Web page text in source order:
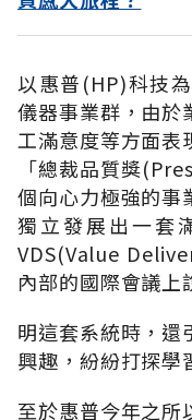
以惠普(HP)科技
儀器事業群，由於
工滿意度等方面表
「總裁品質獎
個向心力極強的事
獨立發展出一套
VDS(Value
內部的國際會議上
明這套系統時，還
興趣，紛紛打探學
至於惠普今年之所